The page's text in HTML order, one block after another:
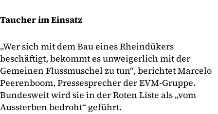
Taucher im Einsatz
„Wer sich mit dem Bau eines Rheindükers
beschäftigt, bekommt es unweigerlich mit der
Gemeinen Flussmuschel zu tun“, berichtet Marcelo
Peerenboom, Pressesprecher der EVM-Gruppe.
Bundesweit wird sie in der Roten Liste als „vom
Aussterben bedroht“ geführt.